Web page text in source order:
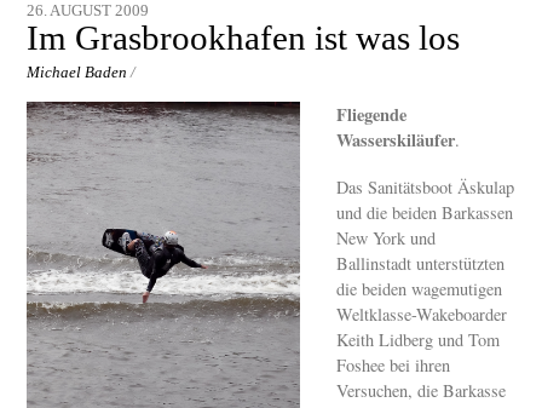
26. AUGUST 2009
Im Grasbrookhafen ist was los
Michael Baden /
Fliegende
Wasserskiläufer.
Das Sanitätsboot Äskulap
und die beiden Barkassen
New York und
Ballinstadt unterstützten
die beiden wagemutigen
Weltklasse-Wakeboarder
Keith Lidberg und Tom
Foshee bei ihren
Versuchen, die Barkasse